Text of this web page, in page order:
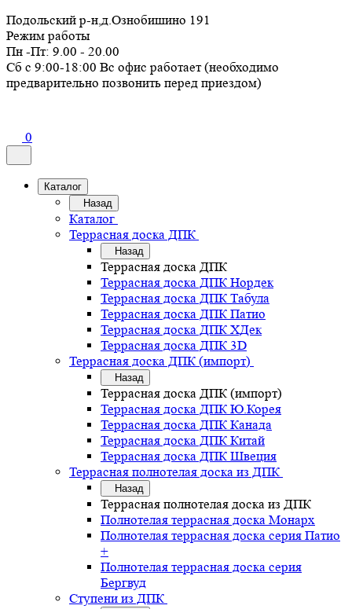
Подольский р-н,д.Ознобишино 191
Режим работы
Пн -Пт: 9.00 - 20.00
Сб с 9:00-18:00 Вс офис работает (необходимо
предварительно позвонить перед приездом)
0
Каталог
Назад
Каталог
Террасная доска ДПК
Назад
Террасная доска ДПК
Террасная доска ДПК Нордек
Террасная доска ДПК Табула
Террасная доска ДПК Патио
Террасная доска ДПК ХДек
Террасная доска ДПК 3D
Террасная доска ДПК (импорт)
Назад
Террасная доска ДПК (импорт)
Террасная доска ДПК Ю.Корея
Террасная доска ДПК Канада
Террасная доска ДПК Китай
Террасная доска ДПК Швеция
Террасная полнотелая доска из ДПК
Назад
Террасная полнотелая доска из ДПК
Полнотелая террасная доска Монарх
Полнотелая террасная доска серия Патио
+
Полнотелая террасная доска серия
Бергвуд
Ступени из ДПК